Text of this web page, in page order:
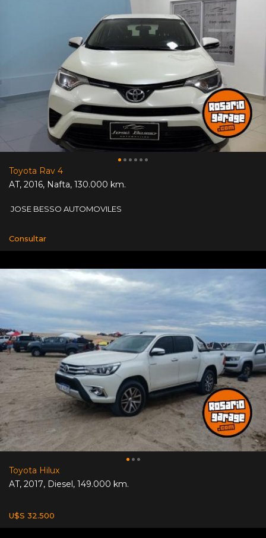
Toyota Rav 4
AT, 2016, Nafta, 130.000 km.
JOSE BESSO AUTOMOVILES
Consultar
Toyota Hilux
AT, 2017, Diesel, 149.000 km.
U$S 32.500